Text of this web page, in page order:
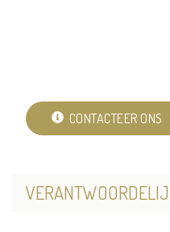
CONTACTEER ONS